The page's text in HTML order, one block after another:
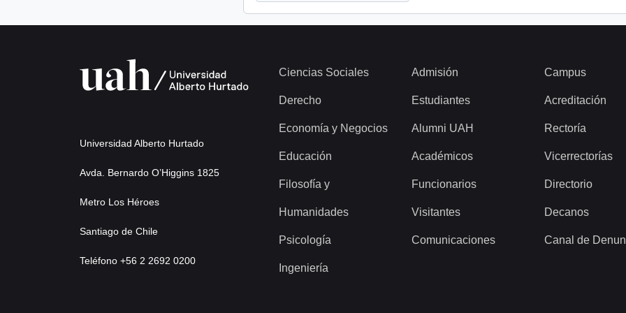
Universidad Alberto Hurtado
Avda. Bernardo O’Higgins 1825
Metro Los Héroes
Santiago de Chile
Teléfono +56 2 2692 0200
Ciencias Sociales
Derecho
Economía y Negocios
Educación
Filosofía y
Humanidades
Psicología
Ingeniería
Admisión
Estudiantes
Alumni UAH
Académicos
Funcionarios
Visitantes
Comunicaciones
Campus
Acreditación
Rectoría
Vicerrectorías
Directorio
Decanos
Canal de